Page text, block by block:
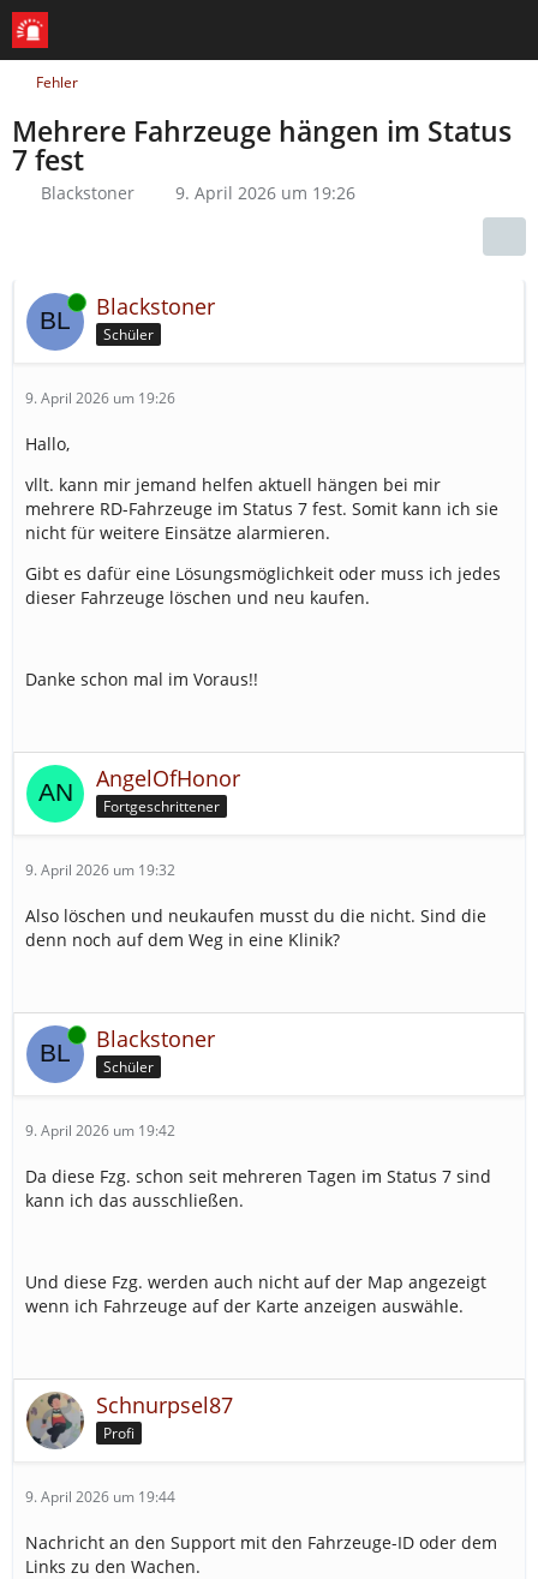
Fehler
Mehrere Fahrzeuge hängen im Status
7 fest
Blackstoner 9. April 2026 um 19:26
Online Blackstoner
Schüler
9. April 2026 um 19:26
Hallo,
vllt. kann mir jemand helfen aktuell hängen bei mir
mehrere RD-Fahrzeuge im Status 7 fest. Somit kann ich sie
nicht für weitere Einsätze alarmieren.
Gibt es dafür eine Lösungsmöglichkeit oder muss ich jedes
dieser Fahrzeuge löschen und neu kaufen.
Danke schon mal im Voraus!!
AngelOfHonor
Fortgeschrittener
9. April 2026 um 19:32
Also löschen und neukaufen musst du die nicht. Sind die
denn noch auf dem Weg in eine Klinik?
Online Blackstoner
Schüler
9. April 2026 um 19:42
Da diese Fzg. schon seit mehreren Tagen im Status 7 sind
kann ich das ausschließen.
Und diese Fzg. werden auch nicht auf der Map angezeigt
wenn ich Fahrzeuge auf der Karte anzeigen auswähle.
Schnurpsel87
Profi
9. April 2026 um 19:44
Nachricht an den Support mit den Fahrzeuge-ID oder dem
Links zu den Wachen.